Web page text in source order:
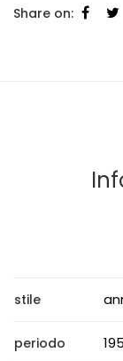
Share on:
stile
periodo